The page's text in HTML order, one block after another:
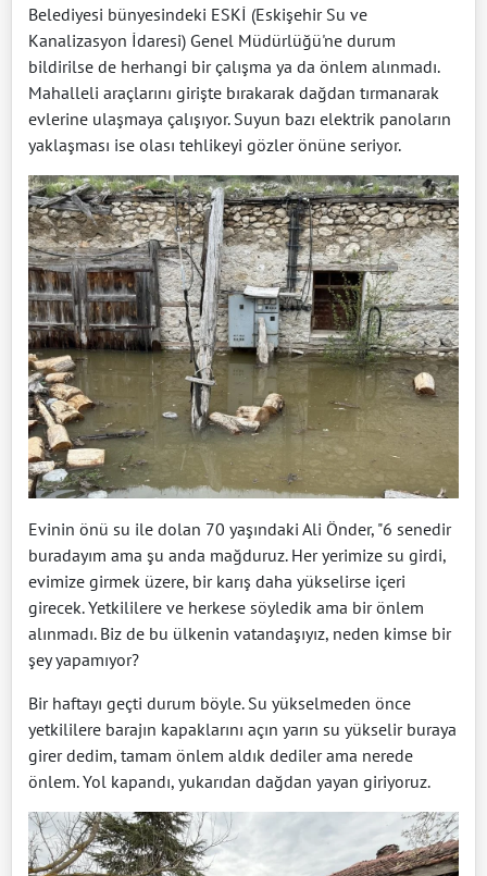
Belediyesi bünyesindeki ESKİ (Eskişehir Su ve
Kanalizasyon İdaresi) Genel Müdürlüğü'ne durum
bildirilse de herhangi bir çalışma ya da önlem alınmadı.
Mahalleli araçlarını girişte bırakarak dağdan tırmanarak
evlerine ulaşmaya çalışıyor. Suyun bazı elektrik panoların
yaklaşması ise olası tehlikeyi gözler önüne seriyor.
Evinin önü su ile dolan 70 yaşındaki Ali Önder, "6 senedir
buradayım ama şu anda mağduruz. Her yerimize su girdi,
evimize girmek üzere, bir karış daha yükselirse içeri
girecek. Yetkililere ve herkese söyledik ama bir önlem
alınmadı. Biz de bu ülkenin vatandaşıyız, neden kimse bir
şey yapamıyor?
Bir haftayı geçti durum böyle. Su yükselmeden önce
yetkililere barajın kapaklarını açın yarın su yükselir buraya
girer dedim, tamam önlem aldık dediler ama nerede
önlem. Yol kapandı, yukarıdan dağdan yayan giriyoruz.